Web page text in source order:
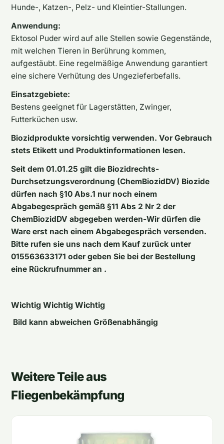
Hunde-, Katzen-, Pelz- und Kleintier-Stallungen.
Anwendung:
Ektosol Puder wird auf alle Stellen sowie Gegenstände,
mit welchen Tieren in Berührung kommen,
aufgestäubt. Eine regelmäßige Anwendung garantiert
eine sichere Verhütung des Ungezieferbefalls.
Einsatzgebiete:
Bestens geeignet für Lagerstätten, Zwinger,
Futterküchen usw.
Biozidprodukte vorsichtig verwenden. Vor Gebrauch
stets Etikett und Produktinformationen lesen.
Seit dem 01.01.25 gilt die Biozidrechts-
Durchsetzungsverordnung (ChemBiozidDV) Biozide
dürfen nach §10 Abs.1 nur noch einem
Abgabegespräch gemäß §11 Abs 2 Nr 2 der
ChemBiozidDV abgegeben werden-Wir dürfen die
Ware erst nach einem Abgabegespräch versenden.
Bitte rufen sie uns nach dem Kauf zurück unter
015563633171 oder geben Sie bei der Bestellung
eine Rückrufnummer an .
Wichtig Wichtig Wichtig
Bild kann abweichen Größenabhängig
Weitere Teile aus
Fliegenbekämpfung